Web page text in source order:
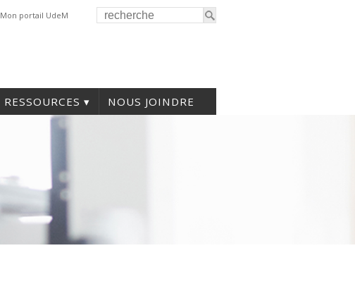
Mon portail UdeM
RESSOURCES NOUS JOINDRE